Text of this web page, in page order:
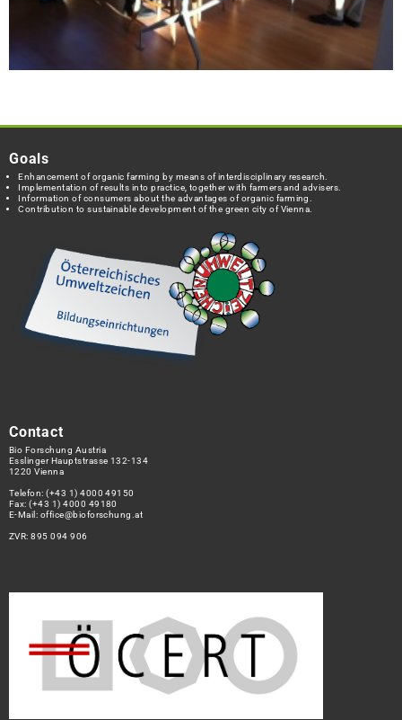
Goals
Enhancement of organic farming by means of interdisciplinary research.
Implementation of results into practice, together with farmers and advisers.
Information of consumers about the advantages of organic farming.
Contribution to sustainable development of the green city of Vienna.
Contact
Bio Forschung Austria
Esslinger Hauptstrasse 132-134
1220 Vienna
Telefon:(+43 1) 4000 49150
Fax: (+43 1) 4000 49180
E-Mail: office@bioforschung.at
ZVR: 895 094 906